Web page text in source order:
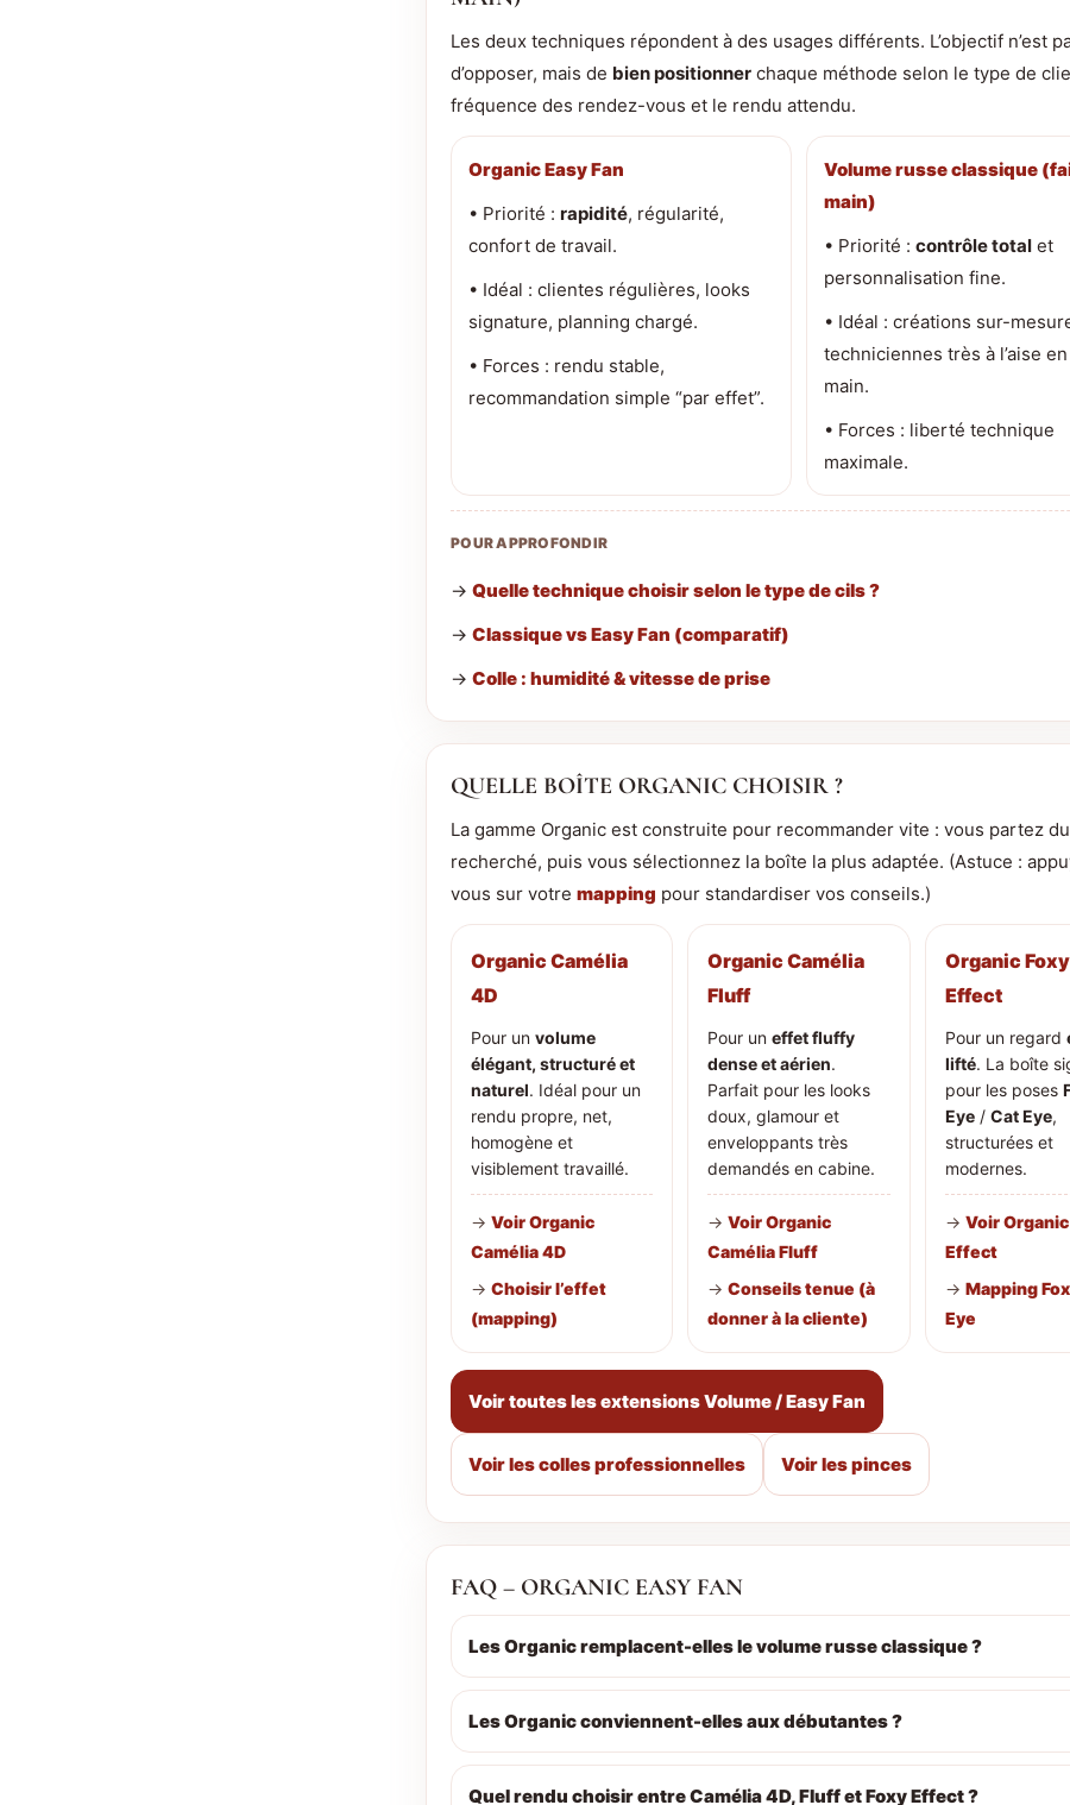
Les deux techniques répondent à des usages différents. L’objectif n’est
d’opposer, mais de bien positionner chaque méthode selon le type de
fréquence des rendez-vous et le rendu attendu.
Organic Easy Fan
• Priorité :rapidité, régularité,
confort de travail.
• Idéal : clientes régulières, looks
signature, planning chargé.
• Forces : rendu stable,
recommandation simple “par effet”.
Volume russe classique
main)
• Priorité : contrôle totalet
personnalisation fine.
• Idéal : créations sur-
techniciennes très à l’aise
main.
• Forces : liberté technique
maximale.
POUR APPROFONDIR
→Quelle technique choisir selon le type de cils ?
→Classique vs Easy Fan (comparatif)
→Colle : humidité & vitesse de prise
QUELLE BOÎTE ORGANIC CHOISIR ?
La gamme Organic est construite pour recommander vite : vous partez
recherché, puis vous sélectionnez la boîte la plus adaptée. (Astuce :
vous sur votremapping pour standardiser vos conseils.)
Organic Camélia
4D
Pour unvolume
élégant, structuré et
naturel. Idéal pour un
rendu propre, net,
homogène et
visiblement travaillé.
→Voir Organic
Camélia 4D
→Choisir l’effet
(mapping)
Organic Camélia
Fluff
Pour uneffet fluffy
dense et aérien.
Parfait pour les looks
doux, glamour et
enveloppants très
demandés en cabine.
→Voir Organic
Camélia Fluff
→Conseils tenue (à
donner à la cliente)
Organic Foxy
Effect
Pour un regard
lifté. La boîte
pour les poses
Eye/ Cat Eye,
structurées et
modernes.
→ Voir Organic
Effect
→ Mapping
Eye
Voir toutes les extensions Volume / Easy Fan
Voir les colles professionnelles Voir les pinces
FAQ – ORGANIC EASY FAN
Les Organic remplacent-elles le volume russe classique ?
Les Organic conviennent-elles aux débutantes ?
Quel rendu choisir entre Camélia 4D, Fluff et Foxy Effect ?